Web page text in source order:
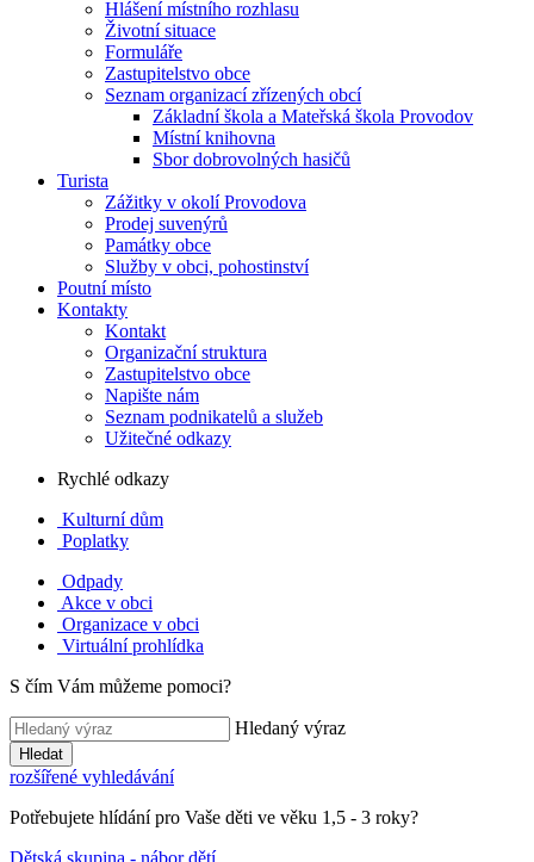
Hlášení místního rozhlasu
Životní situace
Formuláře
Zastupitelstvo obce
Seznam organizací zřízených obcí
Základní škola a Mateřská škola Provodov
Místní knihovna
Sbor dobrovolných hasičů
Turista
Zážitky v okolí Provodova
Prodej suvenýrů
Památky obce
Služby v obci, pohostinství
Poutní místo
Kontakty
Kontakt
Organizační struktura
Zastupitelstvo obce
Napište nám
Seznam podnikatelů a služeb
Užitečné odkazy
Rychlé odkazy
Kulturní dům
Poplatky
Odpady
Akce v obci
Organizace v obci
Virtuální prohlídka
S čím Vám můžeme pomoci?
Hledaný výraz
Hledat
rozšířené vyhledávání
Potřebujete hlídání pro Vaše děti ve věku 1,5 - 3 roky?
Dětská skupina - nábor dětí